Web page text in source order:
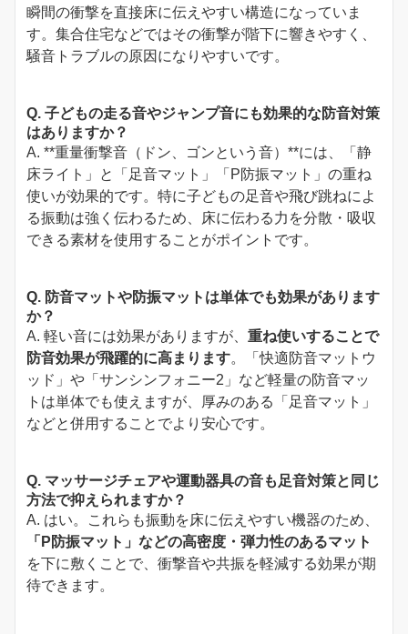
瞬間の衝撃を直接床に伝えやすい構造になっていま
す。集合住宅などではその衝撃が階下に響きやすく、
騒音トラブルの原因になりやすいです。
Q. 子どもの走る音やジャンプ音にも効果的な防音対策
はありますか？
A. **重量衝撃音（ドン、ゴンという音）**には、「静
床ライト」と「足音マット」「P防振マット」の重ね
使いが効果的です。特に子どもの足音や飛び跳ねによ
る振動は強く伝わるため、床に伝わる力を分散・吸収
できる素材を使用することがポイントです。
Q. 防音マットや防振マットは単体でも効果があります
か？
A. 軽い音には効果がありますが、 重ね使いすることで
防音効果が飛躍的に高まります。「快適防音マットウ
ッド」や「サンシンフォニー2」など軽量の防音マッ
トは単体でも使えますが、厚みのある「足音マット」
などと併用することでより安心です。
Q. マッサージチェアや運動器具の音も足音対策と同じ
方法で抑えられますか？
A. はい。これらも振動を床に伝えやすい機器のため、
「P防振マット」などの高密度・弾力性のあるマット
を下に敷くことで、衝撃音や共振を軽減する効果が期
待できます。